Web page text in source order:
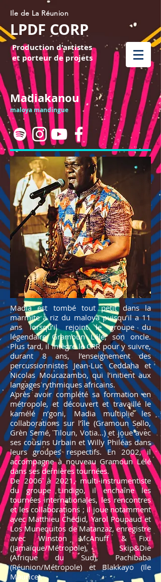
LPDF CORP
Production d'artistes
et porteur de projets
Ile de La Réunion
Madiakanou
maloya mandingue
Madia est tombé tout petit dans la
marmite à riz du maloya puisqu’il a 11
ans lorsqu’il rejoint le groupe du
légendaire Gramoun Lélé, son oncle.
Plus tard, il intègre le CRR pour y suivre,
durant 8 ans, l’enseignement des
percussionnistes Jean-Luc Ceddaha et
Nicolas Moucazambo, qui l’initient aux
langages rythmiques africains.
Après avoir complété sa formation en
métropole, et découvert et travaillé le
kamélé n’goni, Madia multiplie les
collaborations sur l’île (Gramoun Sello,
Grèn Semé, Tiloun, Votia…) et joue avec
ses cousins Urbain et Willy Philéas dans
leurs groupes respectifs. En 2002, il
accompagne à nouveau Gramoun Lélé
dans ses dernières tournées.
De 2006 à 2021, multi-instrumentiste
du groupe Lindigo, il enchaîne les
tournées internationales, les rencontres
et les collaborations ; il joue notamment
avec Matthieu Chedid, Yarol Poupaud et
Los Munequitos de Matanzaz, enregistre
avec Winston McAnuff & Fixi
(Jamaïque/Métropole), Skip&Die
(Afrique du Sud), Pachibaba
(Réunion/Métropole) et Blakkayo (Ile
Maurice).